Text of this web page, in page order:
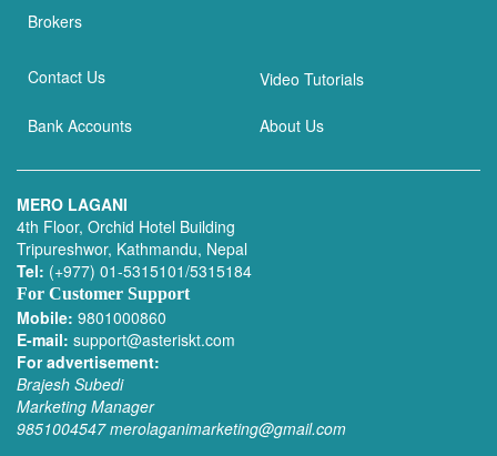
Brokers
Contact Us Video Tutorials
Bank Accounts About Us
MERO LAGANI
4th Floor, Orchid Hotel Building
Tripureshwor, Kathmandu, Nepal
Tel: (+977) 01-5315101/5315184
For Customer Support
Mobile: 9801000860
E-mail: support@asteriskt.com
For advertisement:
Brajesh Subedi
Marketing Manager
9851004547 merolaganimarketing@gmail.com